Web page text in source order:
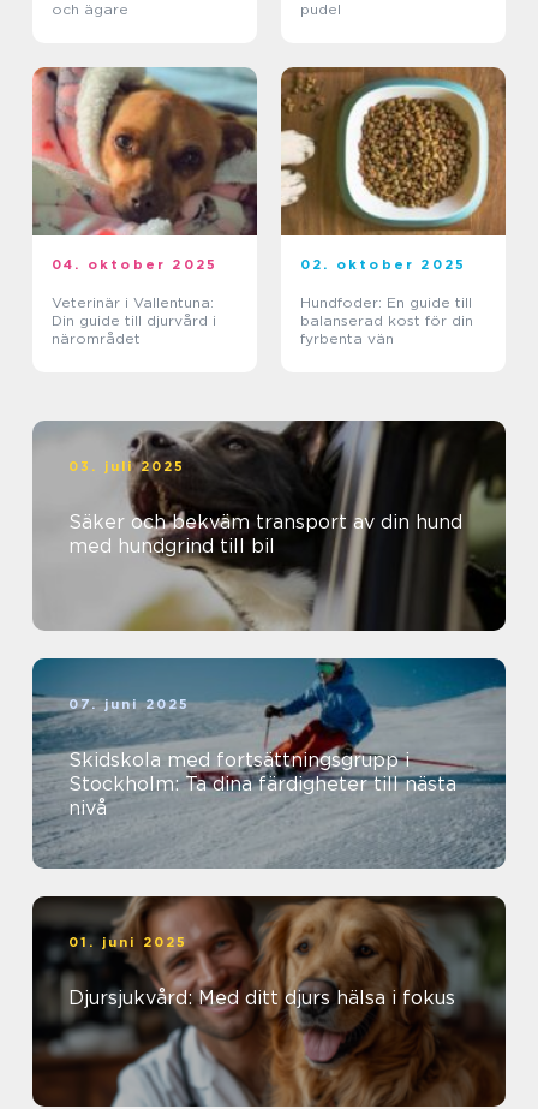
och ägare
pudel
04. oktober 2025
Veterinär i Vallentuna:
Din guide till djurvård i
närområdet
02. oktober 2025
Hundfoder: En guide till
balanserad kost för din
fyrbenta vän
03. juli 2025
Säker och bekväm transport av din hund
med hundgrind till bil
07. juni 2025
Skidskola med fortsättningsgrupp i
Stockholm: Ta dina färdigheter till nästa
nivå
01. juni 2025
Djursjukvård: Med ditt djurs hälsa i fokus